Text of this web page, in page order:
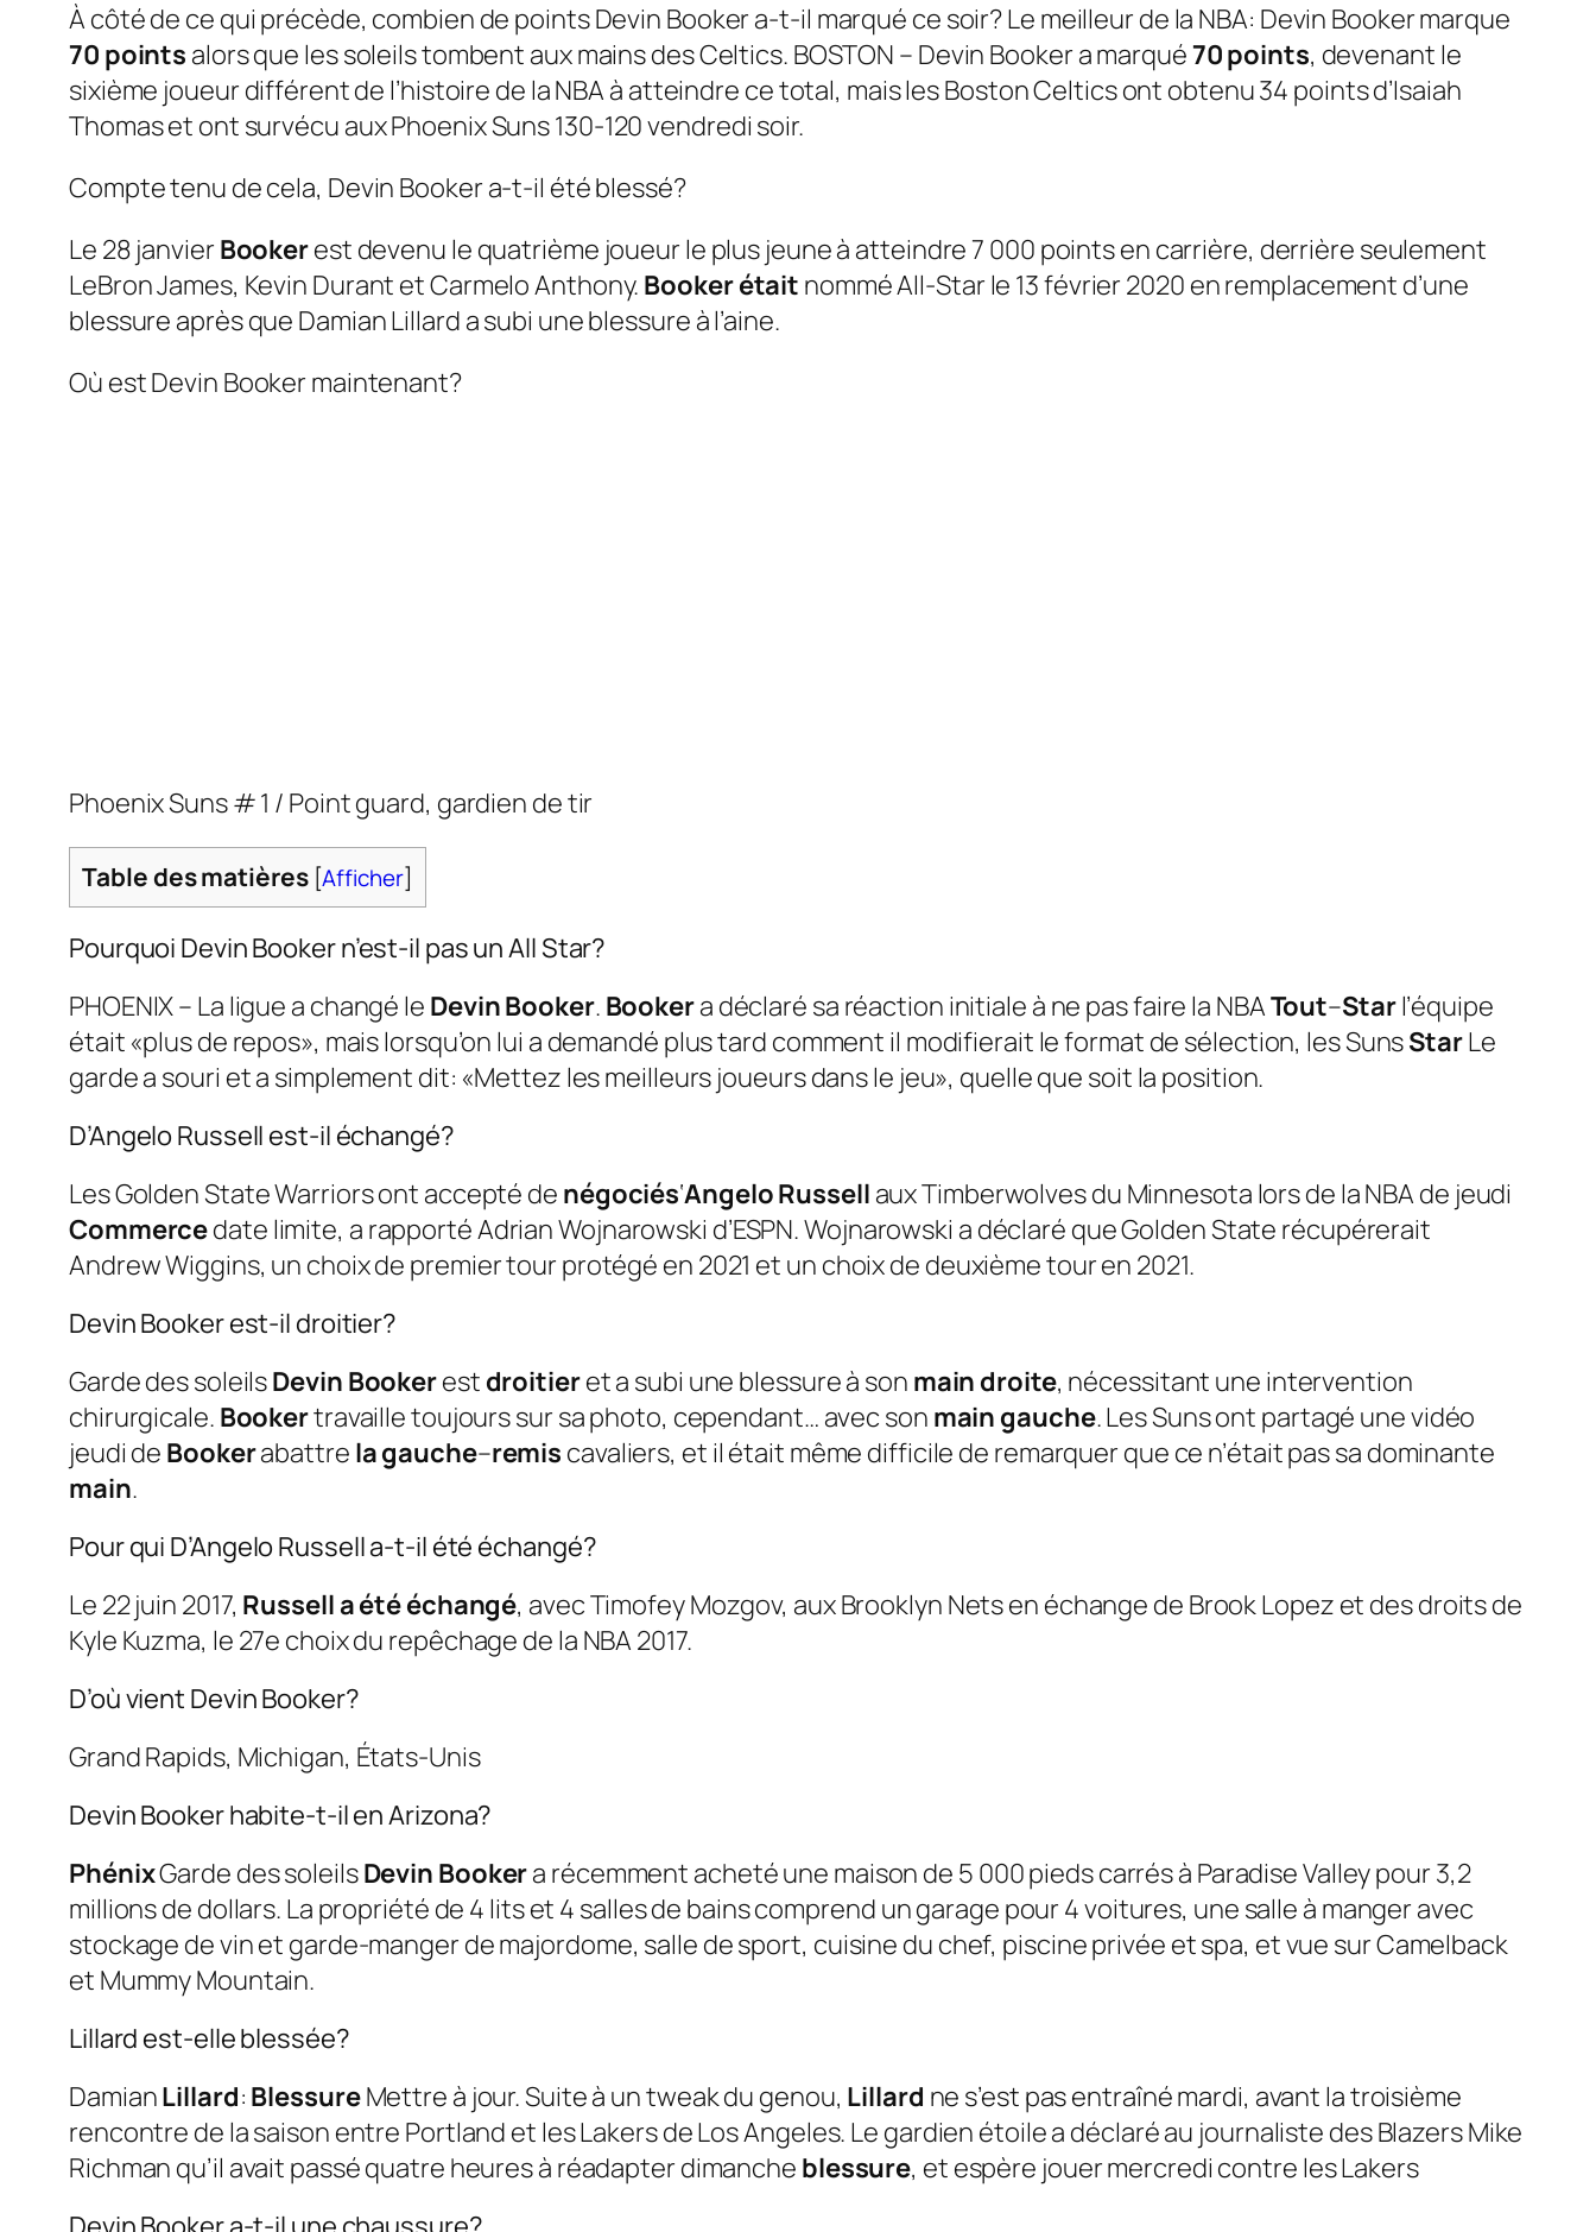
À côté de ce qui précède, combien de points Devin Booker a-t-il marqué ce soir?Le meilleur de la NBA: Devin Booker marque
70 points alors que les soleils tombent aux mains des Celtics. BOSTON – Devin Booker a marqué70 points, devenant le
sixième joueur différent de l’histoire de la NBA à atteindre ce total, mais les Boston Celtics ont obtenu 34 points d’Isaiah
Thomas et ont survécu aux Phoenix Suns 130-120 vendredi soir.
Compte tenu de cela, Devin Booker a-t-il été blessé?
Le 28 janvier Bookerest devenu le quatrième joueur le plus jeune à atteindre 7 000 points en carrière, derrière seulement
LeBron James, Kevin Durant et Carmelo Anthony. Booker était nommé All-Star le 13 février 2020 en remplacement d’une
blessure après que Damian Lillard a subi une blessure à l’aine.
Où est Devin Booker maintenant?
Phoenix Suns # 1 / Point guard, gardien de tir
Table des matières [Afficher]
Pourquoi Devin Booker n’est-il pas un All Star?
PHOENIX – La ligue a changé le Devin Booker. Bookera déclaré sa réaction initiale à ne pas faire la NBATout–Starl’équipe
était «plus de repos», mais lorsqu’on lui a demandé plus tard comment il modifierait le format de sélection, les SunsStarLe
garde a souri et a simplement dit: «Mettez les meilleurs joueurs dans le jeu», quelle que soit la position.
D’Angelo Russell est-il échangé?
Les Golden State Warriors ont accepté de négociés‘Angelo Russell aux Timberwolves du Minnesota lors de la NBA de jeudi
Commercedate limite, a rapporté Adrian Wojnarowski d’ESPN. Wojnarowski a déclaré que Golden State récupérerait
Andrew Wiggins, un choix de premier tour protégé en 2021 et un choix de deuxième tour en 2021.
Devin Booker est-il droitier?
Garde des soleilsDevin Bookerest droitieret a subi une blessure à son main droite, nécessitant une intervention
chirurgicale. Bookertravaille toujours sur sa photo, cependant… avec son main gauche. Les Suns ont partagé une vidéo
jeudi de Bookerabattre la gauche–remis cavaliers, et il était même difficile de remarquer que ce n’était pas sa dominante
main.
Pour qui D’Angelo Russell a-t-il été échangé?
Le 22 juin 2017, Russell a été échangé, avec Timofey Mozgov, aux Brooklyn Nets en échange de Brook Lopez et des droits de
Kyle Kuzma, le 27e choix du repêchage de la NBA 2017.
D’où vient Devin Booker?
Grand Rapids, Michigan, États-Unis
Devin Booker habite-t-il en Arizona?
PhénixGarde des soleilsDevin Bookera récemment acheté une maison de 5 000 pieds carrés à Paradise Valley pour 3,2
millions de dollars. La propriété de 4 lits et 4 salles de bains comprend un garage pour 4 voitures, une salle à manger avec
stockage de vin et garde-manger de majordome, salle de sport, cuisine du chef, piscine privée et spa, et vue sur Camelback
et Mummy Mountain.
Lillard est-elle blessée?
DamianLillard: BlessureMettre à jour. Suite à un tweak du genou, Lillard ne s’est pas entraîné mardi, avant la troisième
rencontre de la saison entre Portland et les Lakers de Los Angeles. Le gardien étoile a déclaré au journaliste des Blazers Mike
Richman qu’il avait passé quatre heures à réadapter dimanche blessure, et espère jouer mercredi contre les Lakers